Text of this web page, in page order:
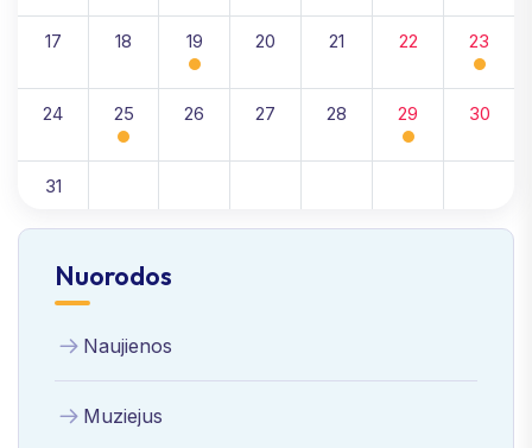
17 18 19 20 21 22 23
24 25 26 27 28 29 30
31
Nuorodos
Naujienos
Muziejus